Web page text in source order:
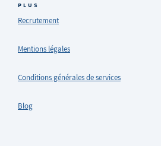
PLUS
Recrutement
Mentions légales
Conditions générales de services
Blog